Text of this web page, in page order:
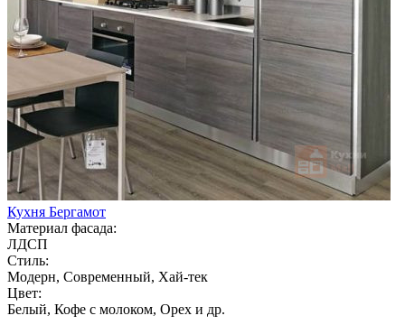
Кухня Бергамот
Материал фасада:
ЛДСП
Стиль:
Модерн, Современный, Хай-тек
Цвет:
Белый, Кофе с молоком, Орех и др.